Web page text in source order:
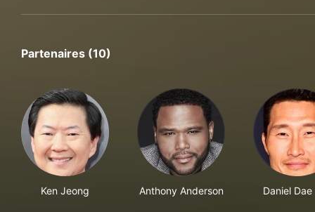
Partenaires (10)
Ken Jeong Anthony Anderson Daniel Dae